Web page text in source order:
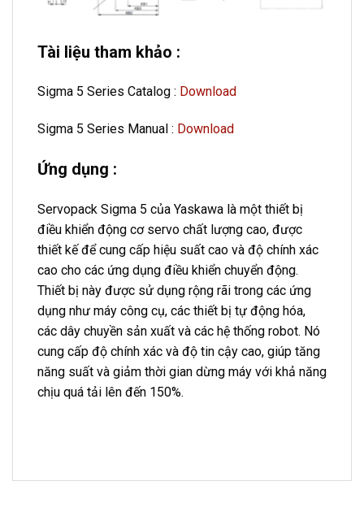
Tài liệu tham khảo :
Sigma 5 Series Catalog : Download
Sigma 5 Series Manual : Download
Ứng dụng :
Servopack Sigma 5 của Yaskawa là một thiết bị
điều khiển động cơ servo chất lượng cao, được
thiết kế để cung cấp hiệu suất cao và độ chính xác
cao cho các ứng dụng điều khiển chuyển động.
Thiết bị này được sử dụng rộng rãi trong các ứng
dụng như máy công cụ, các thiết bị tự động hóa,
các dây chuyền sản xuất và các hệ thống robot. Nó
cung cấp độ chính xác và độ tin cậy cao, giúp tăng
năng suất và giảm thời gian dừng máy với khả năng
chịu quá tải lên đến 150%.